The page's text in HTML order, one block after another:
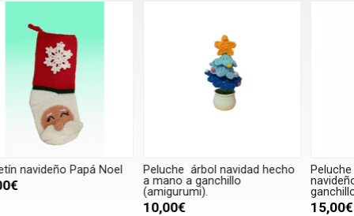
Peluche árbol navidad hecho
a mano a ganchillo
(amigurumi).
Peluche caja de regalo duende
navideño hecha a mano a
ganchillo (amigurumi).
15,00€